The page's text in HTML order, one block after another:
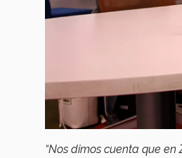
“Nos dimos cuenta que en